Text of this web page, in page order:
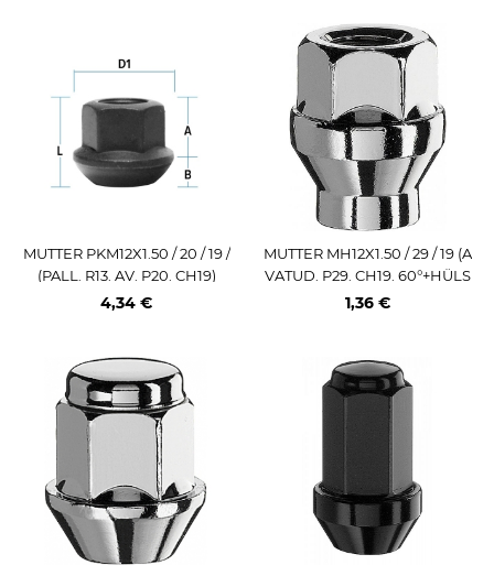
MUTTER PKM12X1.50 / 20 / 19 /
(PALL. R13. AV. P20. CH19)
4,34 €
MUTTER MH12X1.50 / 29 / 19 (A
VATUD. P29. CH19. 60°+HÜLS
S 15.7 / 6.0MM)
1,36 €